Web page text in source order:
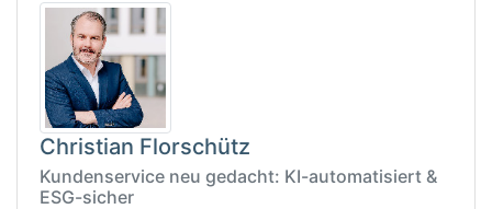
Christian Florschütz
Kundenservice neu gedacht: KI-automatisiert &
ESG-sicher